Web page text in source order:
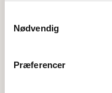
Nødvendig
Præferencer